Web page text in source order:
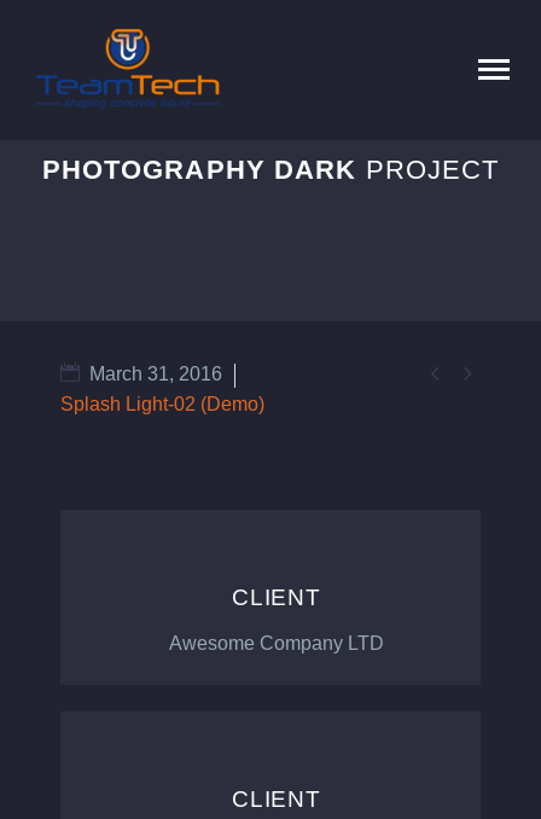
PHOTOGRAPHY DARK PROJECT
 
March 31, 2016
Splash Light-02 (Demo)
CLIENT
Awesome Company LTD
CLIENT